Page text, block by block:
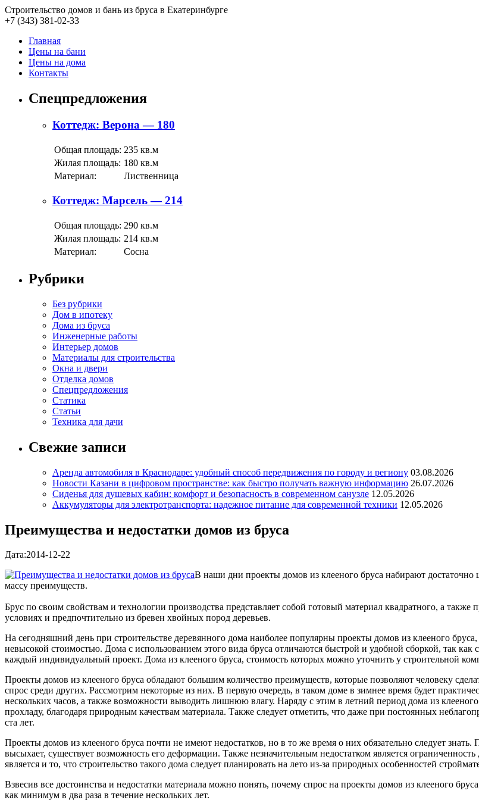
Строительство домов и бань из бруса в Екатеринбурге
+7 (343) 381-02-33
Главная
Цены на бани
Цены на дома
Контакты
Спецпредложения
Коттедж: Верона — 180
Общая площадь: 235 кв.м
Жилая площадь: 180 кв.м
Материал:
Лиственница
Коттедж: Марсель — 214
Общая площадь: 290 кв.м
Жилая площадь: 214 кв.м
Материал:
Сосна
Рубрики
Без рубрики
Дом в ипотеку
Дома из бруса
Инженерные работы
Интерьер домов
Материалы для строительства
Окна и двери
Отделка домов
Спецпредложения
Статика
Статьи
Техника для дачи
Свежие записи
Аренда автомобиля в Краснодаре: удобный способ передвижения по городу и региону 03.08.2026
Новости Казани в цифровом пространстве: как быстро получать важную информацию 26.07.2026
Сиденья для душевых кабин: комфорт и безопасность в современном санузле 12.05.2026
Аккумуляторы для электротранспорта: надежное питание для современной техники 12.05.2026
Преимущества и недостатки домов из бруса
Дата:2014-12-22
В наши дни проекты домов из клееного бруса набирают достаточно
массу преимуществ.
Брус по своим свойствам и технологии производства представляет собой готовый материал квадратного, а
условиях и предпочтительно из бревен хвойных пород деревьев.
На сегодняшний день при строительстве деревянного дома наиболее популярны проекты домов из клееного
невысокой стоимостью. Дома с использованием этого вида бруса отличаются быстрой и удобной сборкой, так
каждый индивидуальный проект. Дома из клееного бруса, стоимость которых можно уточнить у строительной
Проекты домов из клееного бруса обладают большим количество преимуществ, которые позволяют человеку
спрос среди других. Рассмотрим некоторые из них. В первую очередь, в таком доме в зимнее время будет
нескольких часов, а также возможности выводить лишнюю влагу. Наряду с этим в летний период дома из
прохладу, благодаря природным качествам материала. Также следует отметить, что даже при постоянных
ста лет.
Проекты домов из клееного бруса почти не имеют недостатков, но в то же время о них обязательно следует знать.
высыхает, существует возможность его деформации. Также незначительным недостатком является
является и то, что строительство такого дома следует планировать на лето из-за природных особенностей
Взвесив все достоинства и недостатки материала можно понять, почему спрос на проекты домов из клееного
как минимум в два раза в течение нескольких лет.